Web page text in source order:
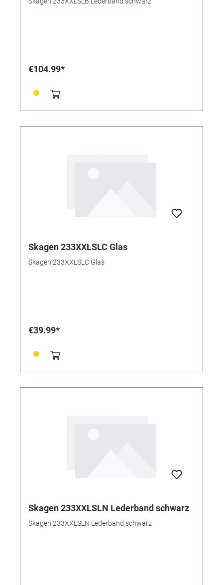
€104.99*
Skagen 233XXLSLC Glas
Skagen 233XXLSLC Glas
€39.99*
Skagen 233XXLSLN Lederband schwarz
Skagen 233XXLSLN Lederband schwarz